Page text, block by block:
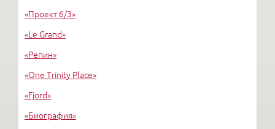
«Вертикаль»
«Проект 6/3»
«Le Grand»
«Репин»
«One Trinity Place»
«Fjord»
«Биография»